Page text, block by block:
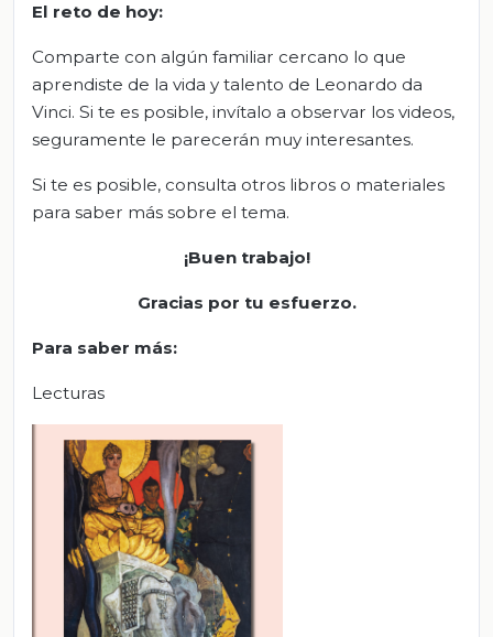
El reto de hoy:
Comparte con algún familiar cercano lo que
aprendiste de la vida y talento de Leonardo da
Vinci. Si te es posible, invítalo a observar los videos,
seguramente le parecerán muy interesantes.
Si te es posible, consulta otros libros o materiales
para saber más sobre el tema.
¡Buen trabajo!
Gracias por tu esfuerzo.
Para saber más:
Lecturas